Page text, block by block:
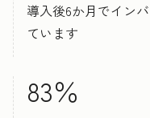
導入後6か月でイン
ています
83％